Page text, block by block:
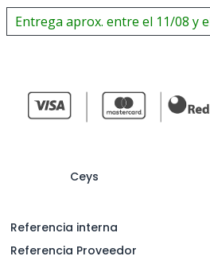
Entrega aprox. entre el 11/08 y
Ceys
Referencia interna
Referencia Proveedor